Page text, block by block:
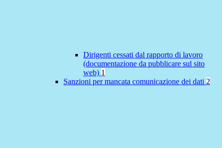
Dirigenti cessati dal rapporto di lavoro
(documentazione da pubblicare sul sito
web) 1
Sanzioni per mancata comunicazione dei dati 2